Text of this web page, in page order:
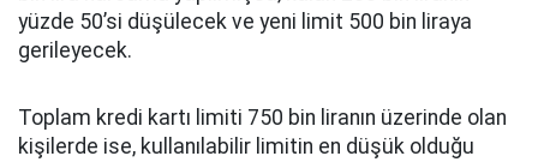
yüzde 50’si düşülecek ve yeni limit 500 bin liraya
gerileyecek.
Toplam kredi kartı limiti 750 bin liranın üzerinde olan
kişilerde ise, kullanılabilir limitin en düşük olduğu